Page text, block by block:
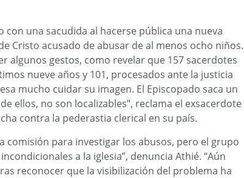
con una sacudida al hacerse pública una nueva
Cristo acusado de abusar de al menos ocho niños.
algunos gestos, como revelar que 157 sacerdotes
nueve años y 101, procesados ante la justicia
mucho cuidar su imagen. El Episcopado saca un
ellos, no son localizables”, reclama el exsacerdote
contra la pederastia clerical en su país.
comisión para investigar los abusos, pero el grupo
a la iglesia”, denuncia Athié. “Aún
reconocer que la visibilización del problema ha